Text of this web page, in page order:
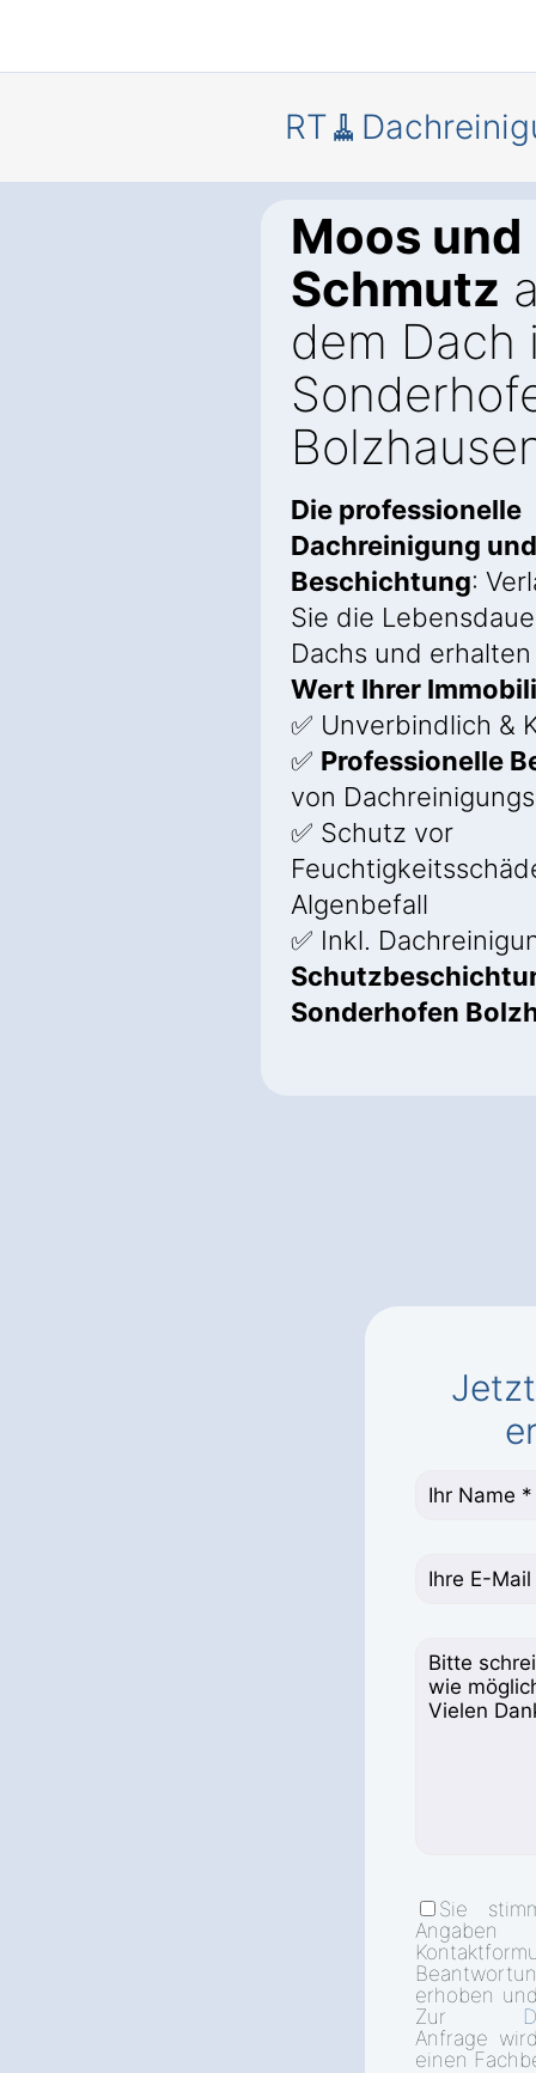
Moos und
Schmutz
dem Dach
Die professionelle
Dachreinigung und
Beschichtung:
Sie die
Dachs und
Wert Ihrer
✅ Unverbindlich &
✅ Professionelle
von
✅ Schutz vor
Algenbefall
✅ Inkl.
Sonderhofen
Sie
erhoben
Zur
Anfrage
einen